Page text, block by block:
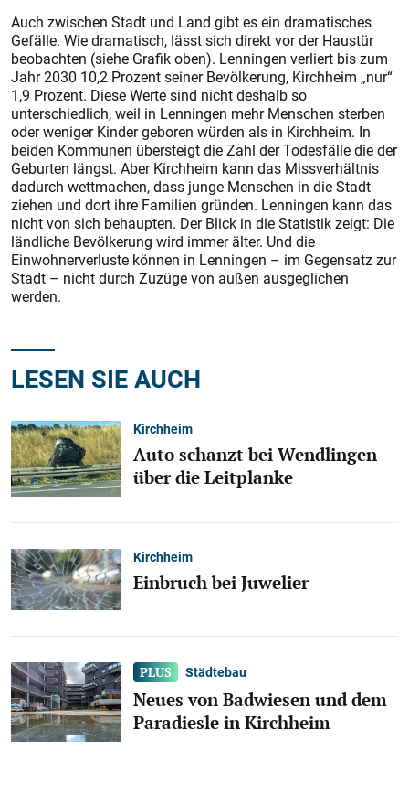
Auch zwischen Stadt und Land gibt es ein dramatisches
Gefälle. Wie dramatisch, lässt sich direkt vor der Haustür
beobachten (siehe Grafik oben). Lenningen verliert bis zum
Jahr 2030 10,2 Prozent seiner Bevölkerung, Kirchheim „nur“
1,9 Prozent. Diese Werte sind nicht deshalb so
unterschiedlich, weil in Lenningen mehr Menschen sterben
oder weniger Kinder geboren würden als in Kirchheim. In
beiden Kommunen übersteigt die Zahl der Todesfälle die der
Geburten längst. Aber Kirchheim kann das Missverhältnis
dadurch wettmachen, dass junge Menschen in die Stadt
ziehen und dort ihre Familien gründen. Lenningen kann das
nicht von sich behaupten. Der Blick in die Statistik zeigt: Die
ländliche Bevölkerung wird immer älter. Und die
Einwohnerverluste können in Lenningen – im Gegensatz zur
Stadt – nicht durch Zuzüge von außen ausgeglichen
werden.
LESEN SIE AUCH
Kirchheim
Auto schanzt bei Wendlingen
über die Leitplanke
Kirchheim
Einbruch bei Juwelier
Städtebau
Neues von Badwiesen und dem
Paradiesle in Kirchheim